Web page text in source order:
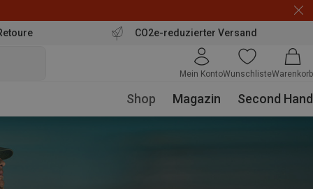
CO2e-reduzierter Versand
Mein KontoWunschlisteWarenkorb
Shop Magazin Second Hand